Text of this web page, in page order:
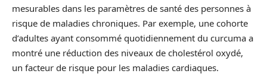
mesurables dans les paramètres de santé des personnes à
risque de maladies chroniques. Par exemple, une cohorte
d’adultes ayant consommé quotidiennement du curcuma a
montré une réduction des niveaux de cholestérol oxydé,
un facteur de risque pour les maladies cardiaques.